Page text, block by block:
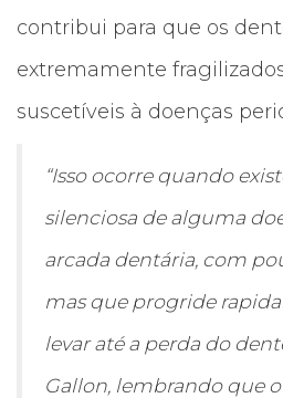
contribui para que os
extremamente
suscetíveis à doenças
“Isso ocorre quando
silenciosa de alguma
arcada dentária, com
mas que progride
levar até a perda do
Gallon, lembrando que